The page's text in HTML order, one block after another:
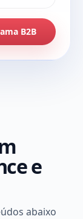
B2B
e
abaixo